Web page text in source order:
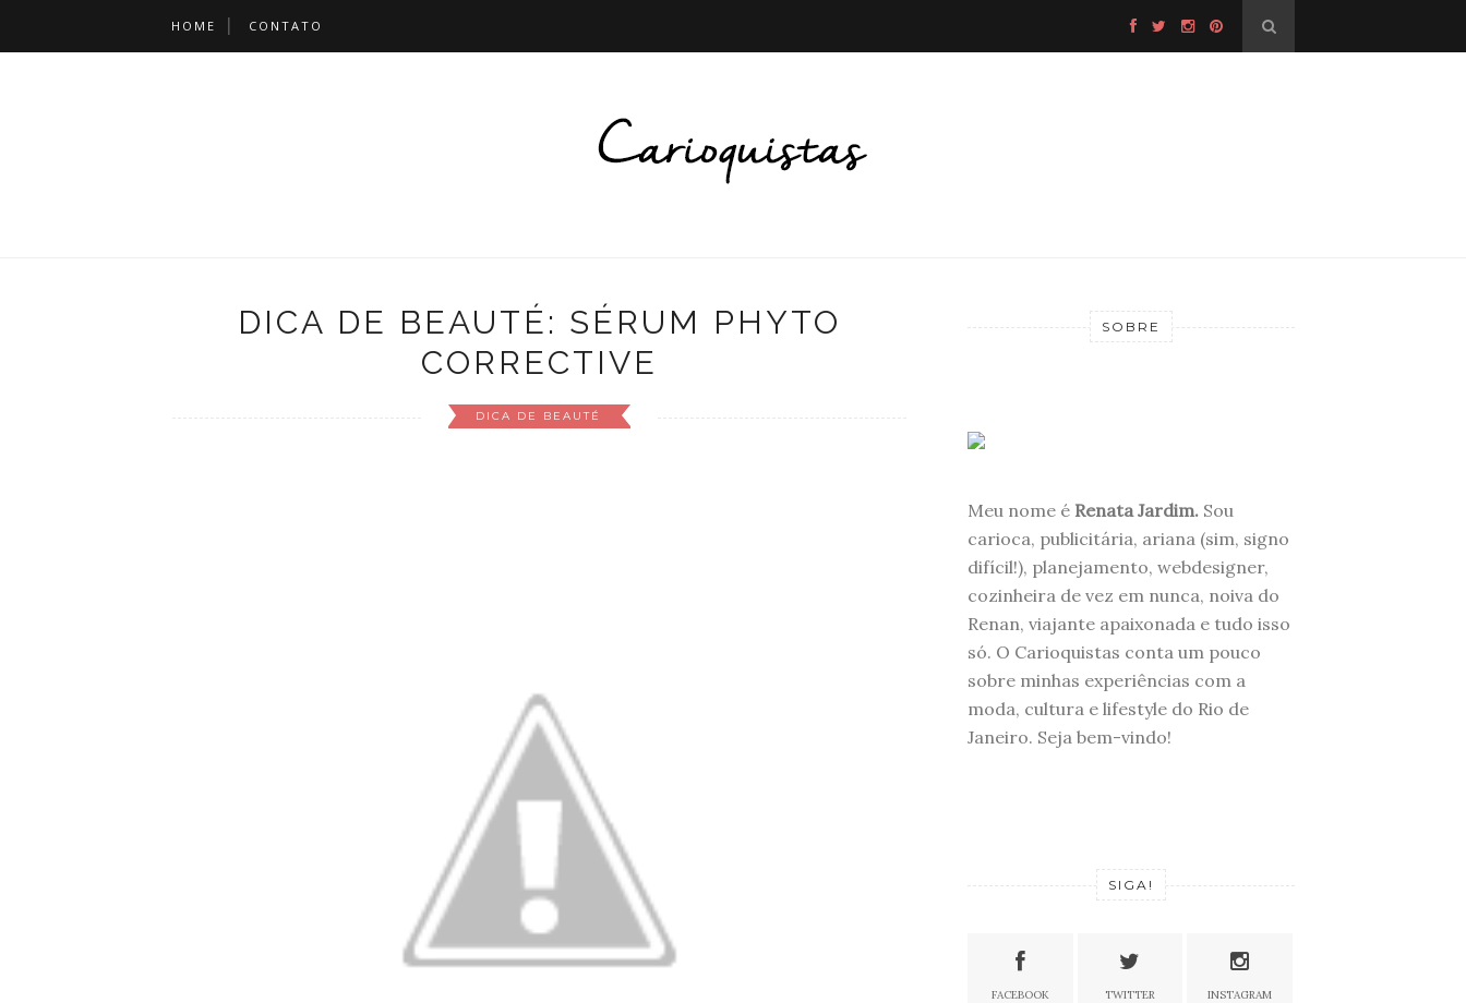
HOME CONTATO
DICA DE BEAUTÉ: SÉRUM PHYTO
CORRECTIVE
DICA DE BEAUTÉ
SOBRE
Meu nome é Renata Jardim. Sou
carioca, publicitária, ariana (sim, signo
difícil!), planejamento, webdesigner,
cozinheira de vez em nunca, noiva do
Renan, viajante apaixonada e tudo isso
só. O Carioquistas conta um pouco
sobre minhas experiências com a
moda, cultura e lifestyle do Rio de
Janeiro. Seja bem-vindo!
SIGA!
FACEBOOK TWITTER INSTAGRAM